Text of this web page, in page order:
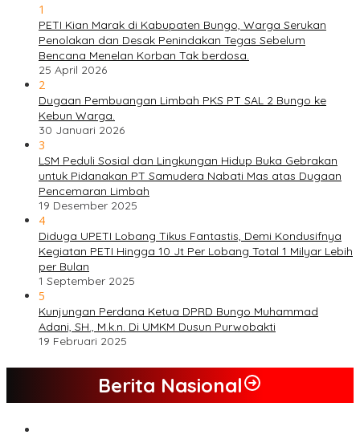
1
PETI Kian Marak di Kabupaten Bungo, Warga Serukan
Penolakan dan Desak Penindakan Tegas Sebelum
Bencana Menelan Korban Tak berdosa.
25 April 2026
2
Dugaan Pembuangan Limbah PKS PT SAL 2 Bungo ke
Kebun Warga.
30 Januari 2026
3
LSM Peduli Sosial dan Lingkungan Hidup Buka Gebrakan
untuk Pidanakan PT Samudera Nabati Mas atas Dugaan
Pencemaran Limbah
19 Desember 2025
4
Diduga UPETI Lobang Tikus Fantastis, Demi Kondusifnya
Kegiatan PETI Hingga 10 Jt Per Lobang Total 1 Milyar Lebih
per Bulan
1 September 2025
5
Kunjungan Perdana Ketua DPRD Bungo Muhammad
Adani, SH., M.k.n. Di UMKM Dusun Purwobakti
19 Februari 2025
Berita Nasional